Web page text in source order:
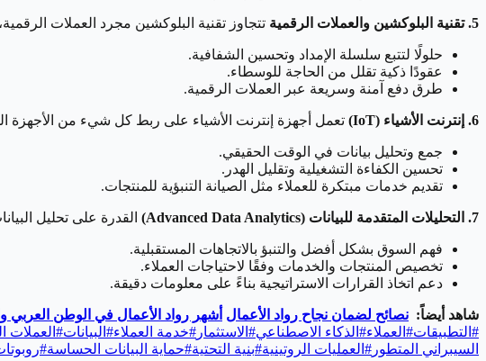
5. تقنية البلوكشين والعملات الرقمية تتجاوز تقنية البلوكشين مجرد العملات
حلولًا لتتبع سلسلة الإمداد وتحسين الشفافية.
عقودًا ذكية تقلل من الحاجة للوسطاء.
طرق دفع آمنة وسريعة عبر العملات الرقمية.
6. إنترنت الأشياء (IoT) تعمل أجهزة إنترنت الأشياء على ربط كل شيء من الأجهزة
جمع وتحليل بيانات في الوقت الحقيقي.
تحسين الكفاءة التشغيلية وتقليل الهدر.
تقديم خدمات مبتكرة للعملاء مثل الصيانة التنبؤية للمنتجات.
7. التحليلات المتقدمة للبيانات (Advanced Data Analytics) القدرة على تحليل
فهم السوق بشكل أفضل والتنبؤ بالاتجاهات المستقبلية.
تخصيص المنتجات والخدمات وفقًا لاحتياجات العملاء.
دعم اتخاذ القرارات الاستراتيجية بناءً على معلومات دقيقة.
شاهد أيضاً: نصائح لضمان نجاح رواد الأعمال أشهر رواد الأعمال في الوطن العربي
# التطبيقات# العملاء# الذكاء الاصطناعي# الاستثمار #خدمة العملاء# البيانات# العملات
السيبراني المتطور # العمليات الروتينية#بنية التحتية#حماية البيانات الحساسة#